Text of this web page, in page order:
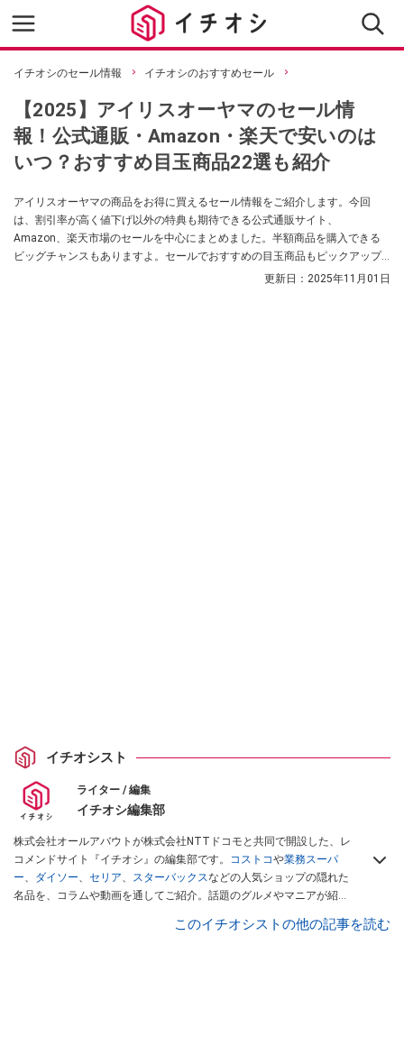
イチオシのセール情報 イチオシのおすすめセール
【2025】アイリスオーヤマのセール情
報！公式通販・Amazon・楽天で安いのは
いつ？おすすめ目玉商品22選も紹介
アイリスオーヤマの商品をお得に買えるセール情報をご紹介します。今回
は、割引率が高く値下げ以外の特典も期待できる公式通販サイト、
Amazon、楽天市場のセールを中心にまとめました。半額商品を購入できる
ビッグチャンスもありますよ。セールでおすすめの目玉商品もピックアップ
更新日： 2025年11月01日
イチオシスト
ライター / 編集
イチオシ編集部
株式会社オールアバウトが株式会社NTTドコモと共同で開設した、レ
コメンドサイト『イチオシ』の編集部です。 コストコや業務スーパ
ー、 ダイソー、 セリア、 スターバックスなどの人気ショップの隠れた
名品を、コラムや動画を通してご紹介。話題のグルメやマニアが紹介
インフルエンサーが実際に使用してレビューしています。毎日トレン
このイチオシストの他の記事を読む